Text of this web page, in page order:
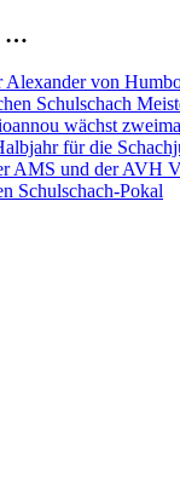
…
Alexander von
Schulschach
wächst
für die
AMS und der AVH
Schulschach-Pokal